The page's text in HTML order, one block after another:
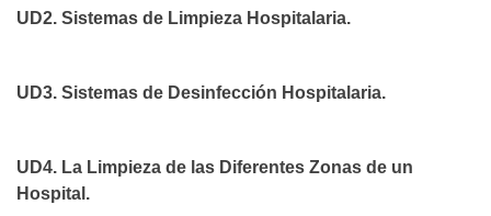
UD2. Sistemas de Limpieza Hospitalaria.
UD3. Sistemas de Desinfección Hospitalaria.
UD4. La Limpieza de las Diferentes Zonas de un
Hospital.